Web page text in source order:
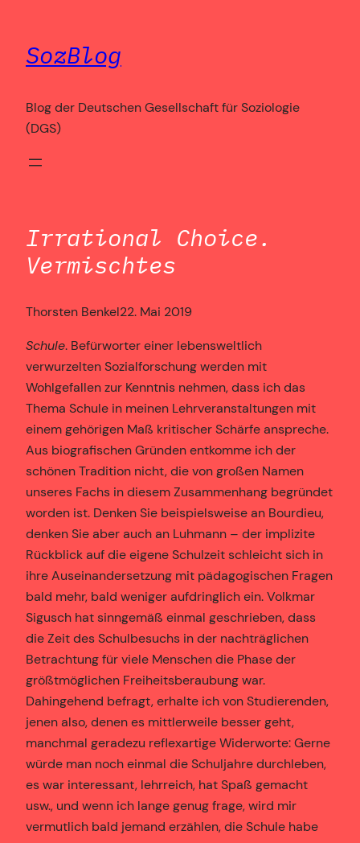
springen
SozBlog
Blog der Deutschen Gesellschaft für Soziologie
(DGS)
Irrational Choice.
Vermischtes
Thorsten Benkel22. Mai 2019
Schule. Befürworter einer lebensweltlich
verwurzelten Sozialforschung werden mit
Wohlgefallen zur Kenntnis nehmen, dass ich das
Thema Schule in meinen Lehrveranstaltungen mit
einem gehörigen Maß kritischer Schärfe anspreche.
Aus biografischen Gründen entkomme ich der
schönen Tradition nicht, die von großen Namen
unseres Fachs in diesem Zusammenhang begründet
worden ist. Denken Sie beispielsweise an Bourdieu,
denken Sie aber auch an Luhmann – der implizite
Rückblick auf die eigene Schulzeit schleicht sich in
ihre Auseinandersetzung mit pädagogischen Fragen
bald mehr, bald weniger aufdringlich ein. Volkmar
Sigusch hat sinngemäß einmal geschrieben, dass
die Zeit des Schulbesuchs in der nachträglichen
Betrachtung für viele Menschen die Phase der
größtmöglichen Freiheitsberaubung war.
Dahingehend befragt, erhalte ich von Studierenden,
jenen also, denen es mittlerweile besser geht,
manchmal geradezu reflexartige Widerworte: Gerne
würde man noch einmal die Schuljahre durchleben,
es war interessant, lehrreich, hat Spaß gemacht
usw., und wenn ich lange genug frage, wird mir
vermutlich bald jemand erzählen, die Schule habe